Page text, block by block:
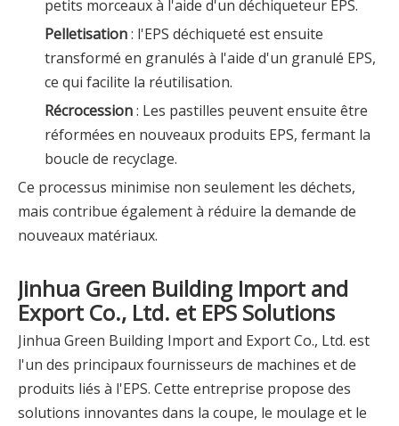
petits morceaux à l'aide d'un déchiqueteur EPS.
Pelletisation: l'EPS déchiqueté est ensuite
transformé en granulés à l'aide d'un granulé EPS,
ce qui facilite la réutilisation.
Récrocession: Les pastilles peuvent ensuite être
réformées en nouveaux produits EPS, fermant la
boucle de recyclage.
Ce processus minimise non seulement les déchets,
mais contribue également à réduire la demande de
nouveaux matériaux.
Jinhua Green Building Import and
Export Co., Ltd. et EPS Solutions
Jinhua Green Building Import and Export Co., Ltd. est
l'un des principaux fournisseurs de machines et de
produits liés à l'EPS. Cette entreprise propose des
solutions innovantes dans la coupe, le moulage et le